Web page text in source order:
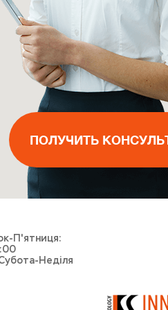
ПОЛУЧИТЬ
ВЫЗВАТЬ КУРЬЕРА
ВЫЗВАТЬ
ПОЛУЧИТЬ
ПОЛУЧИТЬ
П'ятниця:
Субота-Неділя